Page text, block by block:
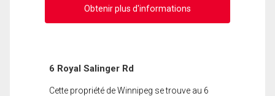
Obtenir plus d'informations
6 Royal Salinger Rd
Cette propriété de Winnipeg se trouve au 6